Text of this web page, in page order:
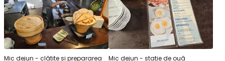
Mic dejun - clătite și prepararea
Mic dejun - stație de ouă